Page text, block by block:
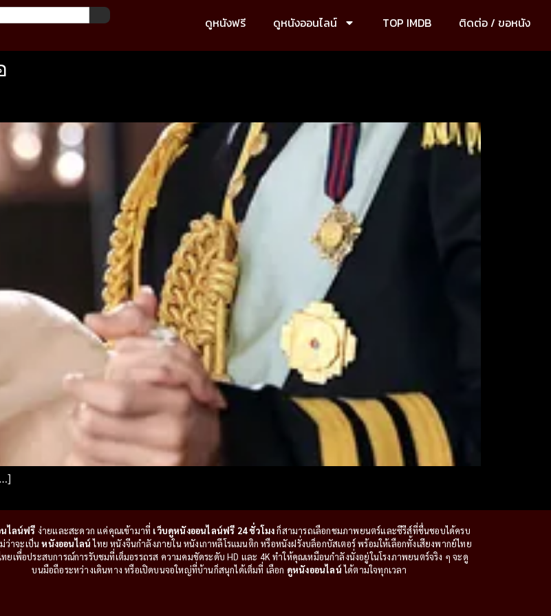
ดูหนังฟรี ดูหนังออนไลน์ TOP IMDB ติดต่อ / ขอหนัง
ไลน์ฟรี ง่ายและสะดวก แค่คุณเข้ามาที่ เว็บดูหนังออนไลน์ฟรี 24 ชั่วโมงก็สามารถเลือกชมภาพยนตร์และซีรีส์ที่ชื่นชอบได้ครบ
ว่าจะเป็นหนังออนไลน์ไทย หนังจีนกำลังภายใน หนังเกาหลีโรแมนติก หรือหนังฝรั่งบล็อกบัสเตอร์ พร้อมให้เลือกทั้งเสียงพากย์ไทย
ยเพื่อประสบการณ์การรับชมที่เต็มอรรถรส ความคมชัดระดับ HD และ 4K ทำให้คุณเหมือนกำลังนั่งอยู่ในโรงภาพยนตร์จริง ๆ จะดู
บนมือถือระหว่างเดินทาง หรือเปิดบนจอใหญ่ที่บ้านก็สนุกได้เต็มที่ เลือก ดูหนังออนไลน์ได้ตามใจทุกเวลา